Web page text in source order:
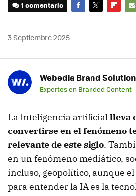
1 comentario
3 Septiembre 2025
Webedia Brand
Expertos en Branded Content
La Inteligencia artificiallleva
convertirse en el fenómeno
relevante de este siglo.
en un fenómeno mediático,
incluso, geopolítico, aunque
para entender la IA es la